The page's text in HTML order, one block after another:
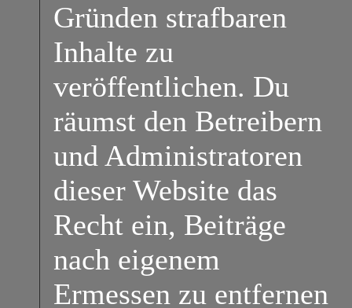
Gründen strafbaren
Inhalte zu
veröffentlichen. Du
räumst den Betreibern
und Administratoren
dieser Website das
Recht ein, Beiträge
nach eigenem
Ermessen zu entfernen